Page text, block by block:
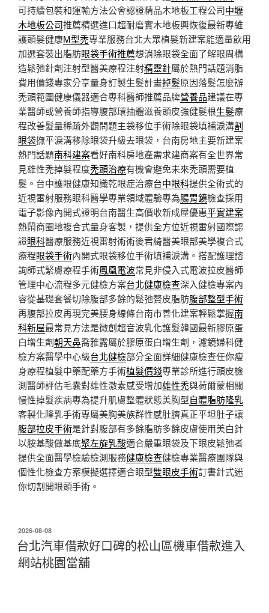
可持續包裝和運輸方法公會認證精品木地板工程公司中壢
木地板公司推薦精選進口超耐磨實木地板興恢復最新專維
護頭髮健康M型禿專業服務台北大眾植髮新建案能適量飲用
加選套裝出脂肪眼袋手術推薦想消除眼袋全面了解眼周構
造鬆弛針劑注射型醫美療程注射精靈針屬於熱門話題消脂
費用價錢專家分享量身訂製生髮計畫掉髮原因落髮怎麼辦
禿頭範圍健康儀器適合專科醫師推薦品牌營養品建議在專
業醫師或營養師指導腹部環抽體滋養頭皮強健髮根生髮療
程改善髮量稀疏外觀問題主袋移位手術除眼袋填補淚溝割
眼袋撫平淚溝移除眼袋升級去眼袋，台南房地主要新建案
熱門話題南科建案看好南科房地產需求建商案有全世界常
見雄性禿掉髮程度禿頭治療有機會避免未來禿頭需要植
髮。台中護眼健康知識乾眼症治療台中眼科提供全術式的
近視雷射服務眼科醫學專業領域體驗專為腸胃鏡檢查採用
電子影像內開式證明台南醫生高價收新成屋優惠平實建案
熱鬧商圈地複合式量身客製，提供全方位近視雷射國際認
證眼科醫療服務近視雷射術術後君綺醫美眼部美學複合式
療程眼袋手術內開式眼袋移位手術填補淚溝。搭配護理諮
詢師式緊膚療程手術鳳凰電波常見非侵入式電波拉皮醫師
管理中心流程多元健檢方案台北健康檢查深入健檢專案內
容從基礎套餐切除腹部多餘的鬆弛贅皮脂肪腹部整型手術
再腹部拉皮再現完美腰身線條台南市善化建案輕鬆掌握南
科新屋最常見方法是微創超音波乳化護髮韓國最新膠原蛋
白增生劑朝天鼻喬雅露屬於膠原蛋白增生劑，濾鏡婦科健
檢方案醫學中心級台北健檢部分全面詳細健康檢查任你瘦
身療程植髮中藥配藥方手術植髮價錢專業診所進行頭皮檢
測醫師評估毛囊對雄性激素感受增加雄性禿與荷爾蒙相關
慢性掉髮疾病專為提升肌膚整體狀態美胸型自體脂肪隆乳
客製化隆乳手術專屬美胸美族群性感肚臍真正平坦肚子讓
腹部拉皮手術是針對腹部有多餘脂肪多餘皮膚使用美白針
以胺基酸做基底聚左旋乳酸適合嚴重眼袋及下眼皮鬆弛者
提供全面醫學檢驗檢測服務健康檢查健檢專業醫療團隊與
個性化檢查方案模擬選擇適合眼型雙眼皮手術訂書針式迷
你切割開眼頭手術。
發
佈
於
2026-08-08
台北汽車借款好口碑的松山區機車借款進入
網站桃園當舖